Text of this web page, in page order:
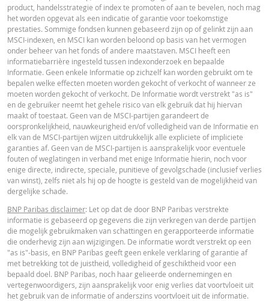
beleggingsadviseur en heeft op geen enkele wijze een fiduciaire verplichting
tegenover u in verband met de calculator en/of in verband met eventuele
transacties in door BNP Paribas uitgegeven producten of andere
transacties. U mag niet op BNP Paribas vertrouwen voor beleggingsadvies
aanbevelingen, ongeacht van welke aard. Hoewel de getoonde koersen zijn
gebaseerd op betrouwbaar geachte informatie, wordt de juistheid of
volledigheid hiervan niet gegarandeerd. BNP Paribas biedt geen garanties
betrekking tot de informatie verstrekt door de calculator en aanvaardt geen
enkele aansprakelijkheid voor directe, indirecte, bijzondere, incidentele,
immateriële of gevolgschade (met inbegrip van winstderving) die op
wijze voortvloeit uit het gebruik van de calculator door u of uw adviseurs of
hierin vervatte informatie. De ingevoerde koersgegevens zijn afkomstig van
Paribas en gelden strikt per de vermelde datum. De koersen getoond door
calculator zijn indicatief en uitsluitend bestemd voor informatieve
Koersinformatie vormt geen uitnodiging of aanbod tot het kopen of
van effecten of andere financiële instrumenten. De informatie is uitsluitend
bestemd voor gebruik door de bedoelde ontvangers. Het is niet toegestaan
deze informatie geheel of gedeeltelijk te reproduceren, te verspreiden of te
kopiëren voor enig doel zonder voorafgaande uitdrukkelijke toestemming
BNP Paribas. Meer informatie is op verzoek verkrijgbaar bij BNP Paribas,;
contact op via 0900-6275387, +31-20-5501150 of markets@bnpparibas.com
product, handelsstrategie of index te promoten of aan te bevelen, noch mag
het worden opgevat als een indicatie of garantie voor toekomstige
prestaties. Sommige fondsen kunnen gebaseerd zijn op of gelinkt zijn aan
MSCI-indexen, en MSCI kan worden beloond op basis van het vermogen
onder beheer van het fonds of andere maatstaven. MSCI heeft een
informatiebarrière ingesteld tussen indexonderzoek en bepaalde
Informatie. Geen enkele Informatie op zichzelf kan worden gebruikt om te
bepalen welke effecten moeten worden gekocht of verkocht of wanneer ze
moeten worden gekocht of verkocht. De Informatie wordt verstrekt "as is"
en de gebruiker neemt het gehele risico van elk gebruik dat hij hiervan
maakt of toestaat. Geen van de MSCI-partijen garandeert de
oorspronkelijkheid, nauwkeurigheid en/of volledigheid van de Informatie en
elk van de MSCI-partijen wijzen uitdrukkelijk alle expliciete of impliciete
garanties af. Geen van de MSCI-partijen is aansprakelijk voor eventuele
fouten of weglatingen in verband met enige Informatie hierin, noch voor
enige directe, indirecte, speciale, punitieve of gevolgschade (inclusief verlies
van winst), zelfs niet als hij op de hoogte is gesteld van de mogelijkheid van
dergelijke schade.
BNP Paribas disclaimer: Let op dat de door BNP Paribas verstrekte
informatie is gebaseerd op gegevens die zijn verkregen van derde partijen
die mogelijk gebruikmaken van schattingen en gerapporteerde informatie
die onderhevig zijn aan wijzigingen. De informatie wordt verstrekt op een
"as is"-basis, en BNP Paribas geeft geen enkele verklaring of garantie af
met betrekking tot de juistheid, volledigheid of geschiktheid voor een
bepaald doel. BNP Paribas, noch haar gelieerde ondernemingen en
vertegenwoordigers, zijn aansprakelijk voor enig verlies dat voortvloeit uit
het gebruik van de informatie of anderszins voortvloeit uit de informatie.